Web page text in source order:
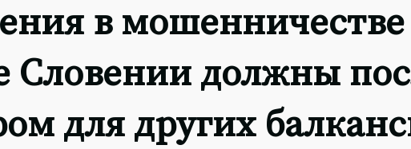
в мошенничестве
Словении должны
для других